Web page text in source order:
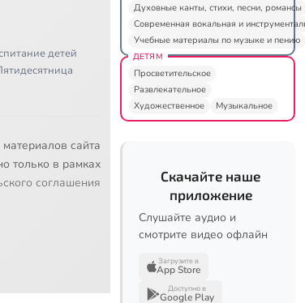
детей
сайта
только в рамках
соглашения
Духовные канты, стихи, песни, романсы
Современная вокальная и
Учебные материалы по музыке и пению
ДЕТЯМ
Просветительское
Развлекательное
Художественное
Музыкальное
Скачайте наше
приложение
Слушайте аудио и
смотрите видео офлайн
Загрузите в
App Store
Доступно в
Google Play